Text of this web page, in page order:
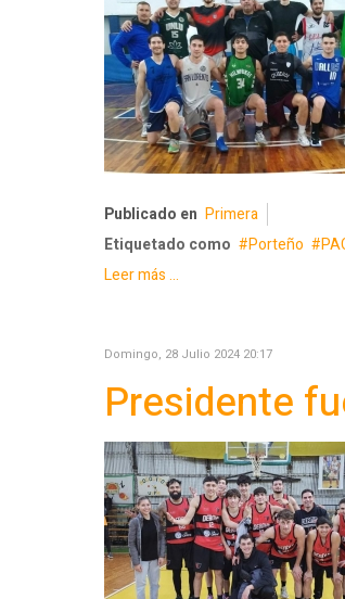
Publicado en Primera
Etiquetado como
Porteño
Leer más ...
Domingo, 28 Julio 2024 20:17
Presidente